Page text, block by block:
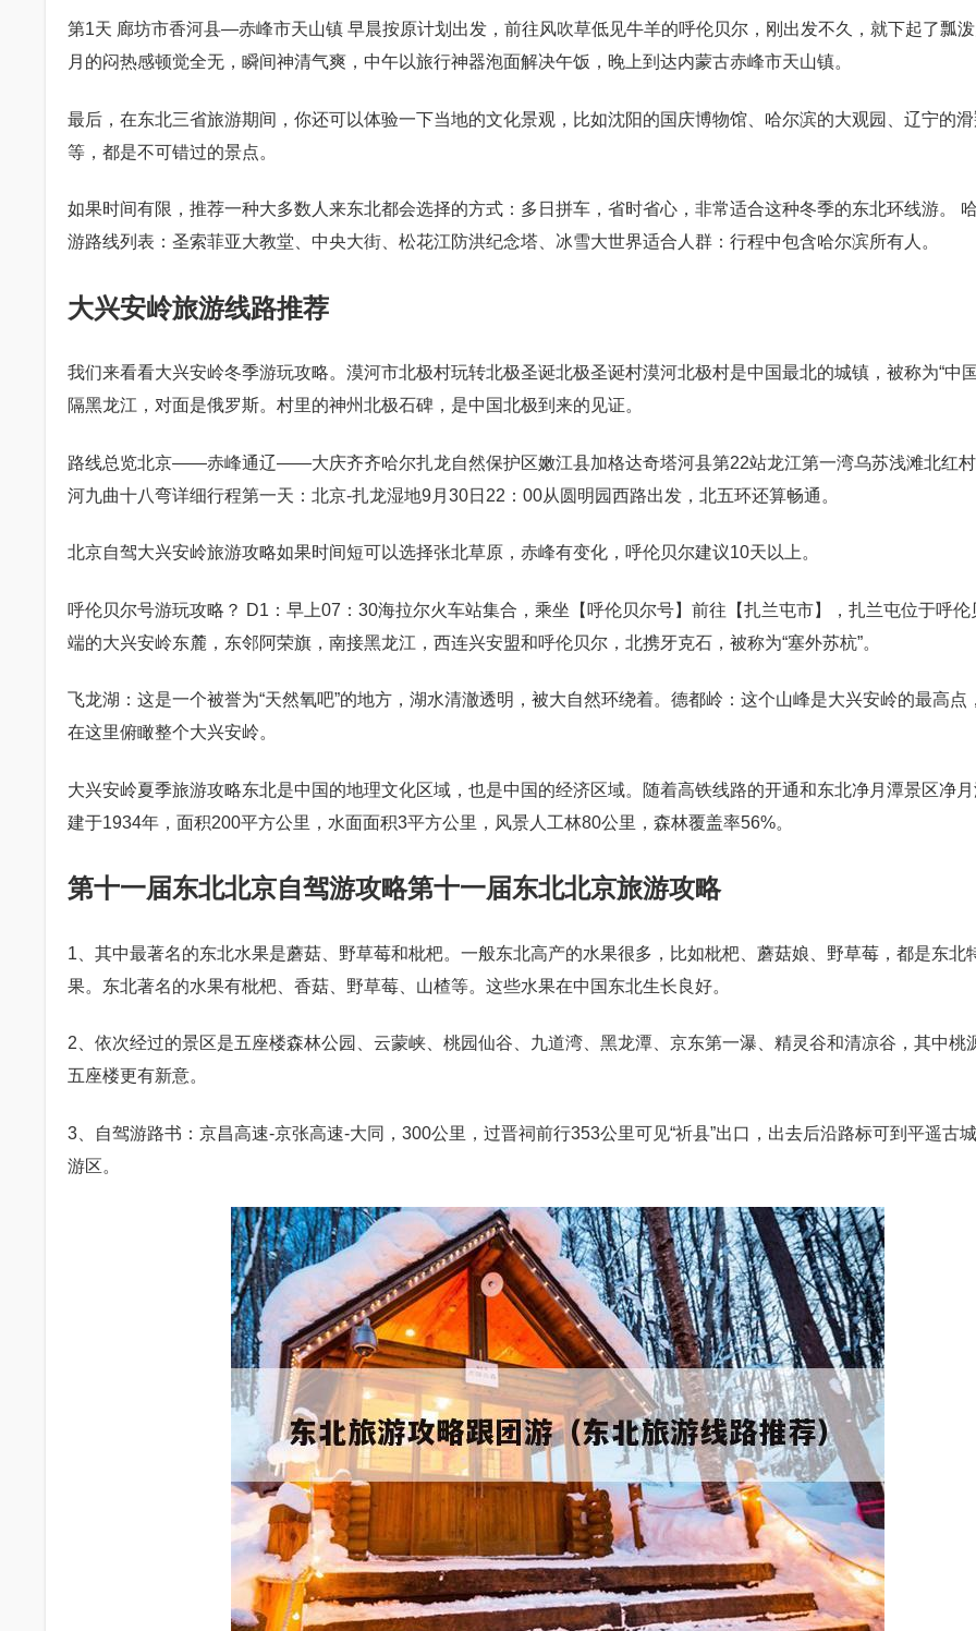
第1天 廊坊市香河县—赤峰市天山镇 早晨按原计划出发，前往风吹草低见牛羊的呼伦贝尔，刚出发不久，就下起了瓢
月的闷热感顿觉全无，瞬间神清气爽，中午以旅行神器泡面解决午饭，晚上到达内蒙古赤峰市天山镇。
最后，在东北三省旅游期间，你还可以体验一下当地的文化景观，比如沈阳的国庆博物馆、哈尔滨的大观园、辽宁的
等，都是不可错过的景点。
如果时间有限，推荐一种大多数人来东北都会选择的方式：多日拼车，省时省心，非常适合这种冬季的东北环线游。
游路线列表：圣索菲亚大教堂、中央大街、松花江防洪纪念塔、冰雪大世界适合人群：行程中包含哈尔滨所有人。
大兴安岭旅游线路推荐
我们来看看大兴安岭冬季游玩攻略。漠河市北极村玩转北极圣诞北极圣诞村漠河北极村是中国最北的城镇，被称为“中国
隔黑龙江，对面是俄罗斯。村里的神州北极石碑，是中国北极到来的见证。
路线总览北京——赤峰通辽——大庆齐齐哈尔扎龙自然保护区嫩江县加格达奇塔河县第22站龙江第一湾乌苏浅滩北红
河九曲十八弯详细行程第一天：北京-扎龙湿地9月30日22：00从圆明园西路出发，北五环还算畅通。
北京自驾大兴安岭旅游攻略如果时间短可以选择张北草原，赤峰有变化，呼伦贝尔建议10天以上。
呼伦贝尔号游玩攻略？ D1：早上07：30海拉尔火车站集合，乘坐【呼伦贝尔号】前往【扎兰屯市】，扎兰屯位于呼伦
端的大兴安岭东麓，东邻阿荣旗，南接黑龙江，西连兴安盟和呼伦贝尔，北携牙克石，被称为“塞外苏杭”。
飞龙湖：这是一个被誉为“天然氧吧”的地方，湖水清澈透明，被大自然环绕着。德都岭：这个山峰是大兴安岭的最高点
在这里俯瞰整个大兴安岭。
大兴安岭夏季旅游攻略东北是中国的地理文化区域，也是中国的经济区域。随着高铁线路的开通和东北净月潭景区净
建于1934年，面积200平方公里，水面面积3平方公里，风景人工林80公里，森林覆盖率56%。
第十一届东北北京自驾游攻略第十一届东北北京旅游攻略
1、其中最著名的东北水果是蘑菇、野草莓和枇杷。一般东北高产的水果很多，比如枇杷、蘑菇娘、野草莓，都是东北
果。东北著名的水果有枇杷、香菇、野草莓、山楂等。这些水果在中国东北生长良好。
2、依次经过的景区是五座楼森林公园、云蒙峡、桃园仙谷、九道湾、黑龙潭、京东第一瀑、精灵谷和清凉谷，其中桃
五座楼更有新意。
3、自驾游路书：京昌高速-京张高速-大同，300公里，过晋祠前行353公里可见“祈县”出口，出去后沿路标可到平遥古
游区。